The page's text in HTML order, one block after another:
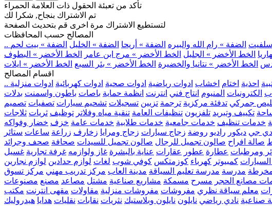
تأكد من تعبئة الحقول ذات العلامة الحمراء
تم الاشتراك بنجاح, شكرا لك
لتستطيع الاشتراك مرة اخرى قم بتحديث الصفحة
المصالح حسب المحافظات
سلفيت الضفة » رام الله والبيره الضفة » أريحا الضفة » الخليل الضفة » بيت لحم
الخط الأخضر » الجليل الخط الأخضر » مرج ابن عامر
الخط الأخضر » البطوف
الخط الأخضر » نتانيا والخضيرة الخط الأخضر » بئر السبع الخط الأخضر » ايلات
اقسام المصالح
احذية اختام اخشاب ادوات رياضية ادوات صحية ادوات كهربائية ادوات منزلية
الكترونيات المنيوم انتاج فني انترنت انظمة حماية باصات باطون واسمنت بدلات
جمركي تدفئة مركزية ترجمة تزيين تسجيلات تشحيم سيارات تصفيات تصميم
تكييف وتبريد تلفزيون تنظيفات العامة تنقية مياه وفلاتر توظيف ثريات ثلاجات
خدمات تنظيف خدمات جامعية خدمات طلابية خدمات عامة خزف خضار وفواكه
دي جي ديكور راديو روضة زجاج سيارات زجاج ومرايا زخارف زراعة ساعات ستائر
صالة افراح صالون تجميل للرجال صالون تجميل للسيدات صحافة صحف وجرائد
ومرطبات عطارة عطور عقارات عناية بالبشرة غاز ولوازمه غرفة تجارية غسيل
كمبيوتر كهرباء كوزمتكس كوفي شوب لغات لوازم حدادين لوازم نجارين
مدرسة مدرسة تعليم السياقة مدينة العاب مركز تدريب مهني مركز تسوق
مصانع الحجر مسرح مسمكة مشاريع صناعية مشتل مصاعد مصنع مصنوعات
معلم سياقة نظري مفروشات مفروشات منزلية مقاولات مقهى انترنت مكتب
صناعية نادي رياضي نايلون نايلون وبلاستيك نثريات نقابات نقليات هدايا هيدروليك